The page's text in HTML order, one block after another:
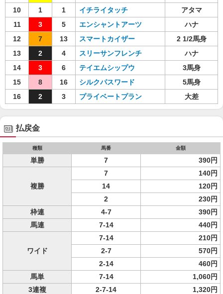
10
1 1 イチライタッチ
アタマ
11
3 5 エンシャントアーツ
ハナ
12
7 13 スマートカイザー
2 1/2馬身
13
2 4 スリーサンフレンチ
ハナ
14
3 6 テイエムシップウ
3馬身
15
8 16 シルクパスワード
5馬身
16
2 3 プライベートプラン 大差
払戻金
種類 馬番 金額
単勝 7 390円
複勝
7
140円
14
120円
2
230円
枠連
4-7
390円
馬連
7-14 440円
ワイド
7-14
210円
2-7
570円
2-14
460円
馬単
7-14
1,060円
3連複
2-7-14
1,320円